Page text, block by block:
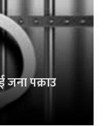
जना पक्राउ